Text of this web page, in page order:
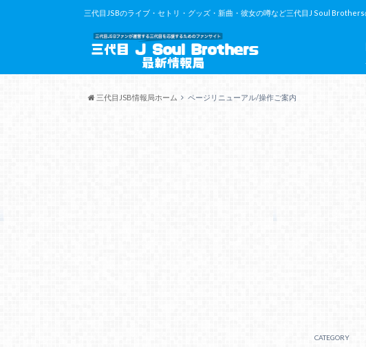
三代目JSBのライブ・セトリ・グッズ・新曲・彼女の噂など三代目J Soul Brothers
三代目JSB情報局ホーム ページリニューアル/操作ご案内
CATEGORY